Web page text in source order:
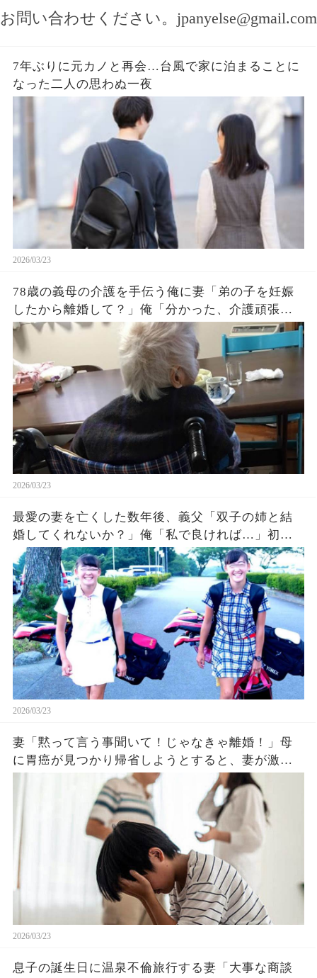
お問い合わせください。 jpanyelse@gmail.com
7年ぶりに元カノと再会…台風で家に泊まることに
なった二人の思わぬ一夜
2026/03/23
78歳の義母の介護を手伝う俺に妻「弟の子を妊娠
したから離婚して？」俺「分かった、介護頑張っ
て」妻「え？介護は続けてｗ」俺「なんで？弟
は…」
2026/03/23
最愛の妻を亡くした数年後、義父「双子の姉と結
婚してくれないか？」俺「私で良ければ…」初め
ての夜、ソックリの体に見覚えのある傷に驚愕
し…
2026/03/23
妻「黙って言う事聞いて！じゃなきゃ離婚！」母
に胃癌が見つかり帰省しようとすると、妻が激怒
し離婚届を投げつけられた→拾って記入し速攻提
2026/03/23
息子の誕生日に温泉不倫旅行する妻「大事な商談